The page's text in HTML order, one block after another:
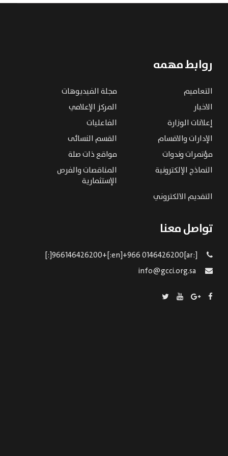
روابط مهمه
التعاميم
مجلة الفيديوهات
الاخبار
المركز الإعلامي
إعلانات الوزارة
الفاعليات
الإدارات والاقسام
القسم النسائى
مؤتمرات وندوات
مواقع ذات صلة
النماذج الإلكترونية
المناقصات والفرص
الإستثمارية
التقديم الالكتروني
تواصل معنا
[:ar]966146426200+[:en]+966 0146426200[:]